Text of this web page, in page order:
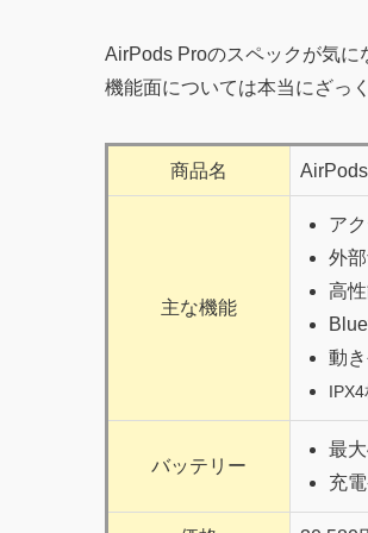
AirPods Proのスペックが気
機能面については本当にざっ
商品名
主な機能
ア
外
高
動
バッテリー
最
充